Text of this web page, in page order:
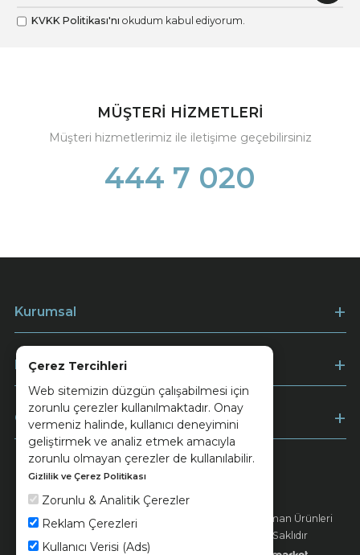
Çerez Tercihleri
Web sitemizin düzgün çalışabilmesi için
zorunlu çerezler kullanılmaktadır. Onay
vermeniz halinde, kullanıcı deneyimini
geliştirmek ve analiz etmek amacıyla
zorunlu olmayan çerezler de kullanılabilir.
Gizlilik ve Çerez Politikası
Zorunlu & Analitik Çerezler
Reklam Çerezleri
Kullanıcı Verisi (Ads)
KVKK Politikası'nı okudum kabul ediyorum.
MÜŞTERİ HİZMETLERİ
Müşteri hizmetlerimiz ile iletişime geçebilirsiniz
444 7 020
Kurumsal
Müşteri Hizmetleri
Ödeme
© 2026 Ünsa Madencilik Turizm Enerji Seramik Orman Ürünleri
Elektrik Üretim San. ve Tic. A.Ş. - Tüm Hakları Saklıdır